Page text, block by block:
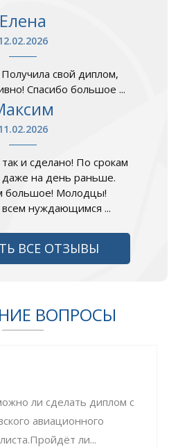
Елена
свой диплом,
Спасибо большое ...
так и сделано! По срокам
даже на день раньше.
большое! Молодцы!
нуждающимся ...
ВСЕ ОТЗЫВЫ
ВОПРОСЫ
ли сделать диплом с
авиационного
ли...